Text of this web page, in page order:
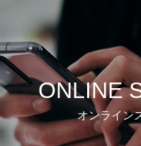
ONLINE
オンライン